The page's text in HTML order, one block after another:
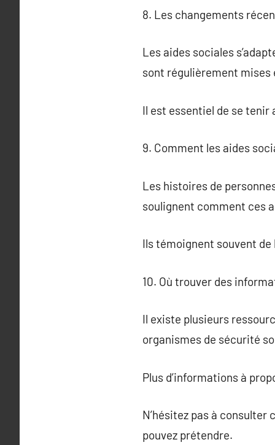
8. Les changements
Les aides sociales
sont régulièrement
Il est essentiel de se tenir
9. Comment les aides
Les histoires de
soulignent comment ces
Ils témoignent souvent
10. Où trouver des
Il existe plusieurs
organismes de sécurité
Plus d’informations à
N’hésitez pas à
pouvez prétendre.